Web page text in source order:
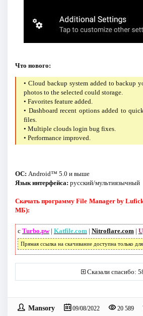
Что нового:
• Cloud backup system added to backup
photos to the selected could storage.
• Favorites feature added.
• Dashboard recent options added to
files.
• Multiple clouds login bug fixes.
• Performance improved.
ОС: Android™ 5.0 и выше
Язык интерфейса: русский/мультиязычный
Скачать программу File Manager by
МБ):
с Turbo.pw| Katfile.com | Nitroflare.com |
Прямая ссылка на скачивание доступна только
Сказали спасибо:
Mansory 09/08/2022 20 589